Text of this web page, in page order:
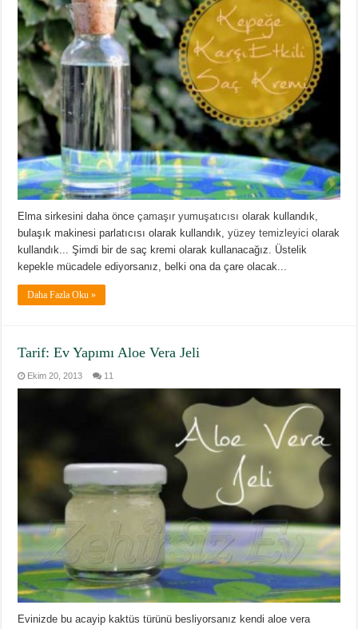
Elma sirkesini daha önceçamaşır yumuşatıcısı olarak kullandık,
bulaşık makinesi parlatıcısı olarak kullandık,yüzey temizleyici olarak
kullandık... Şimdi bir de saç kremi olarak kullanacağız. Üstelik
kepekle mücadele ediyorsanız, belki ona da çare olacak...
Daha Fazla Oku »
Tarif: Ev Yapımı Aloe Vera Jeli
Ekim 20, 2013 11
Evinizde bu acayip kaktüs türünü besliyorsanız kendi aloe vera